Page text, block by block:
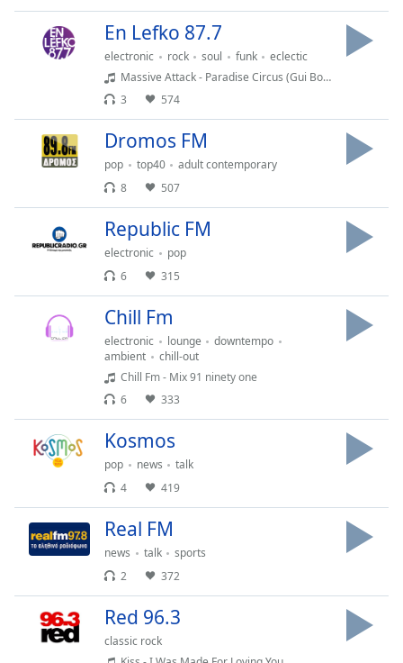
Dialog
En Lefko 87.7
electronic rock soul funk
eclectic
Massive Attack - Paradise Circus (Gui Borrato )
3
574
Dromos FM
pop top40
adult contemporary
8
507
Republic FM
electronic
pop
6
315
Chill Fm
electronic lounge
downtempo
ambient
chill-out
Chill Fm - Mix 91 ninety one
6
333
Kosmos
pop news
talk
4
419
Real FM
news talk
sports
2
372
Red 96.3
classic rock